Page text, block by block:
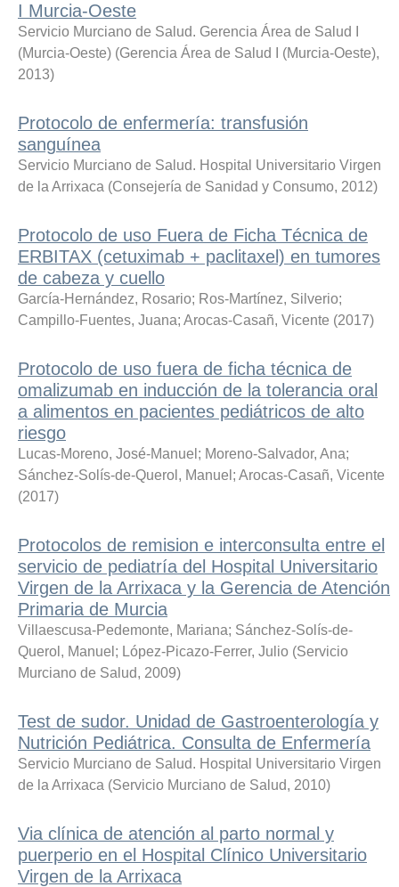
I Murcia-Oeste
Servicio Murciano de Salud. Gerencia Área de Salud I
(Murcia-Oeste) (Gerencia Área de Salud I (Murcia-Oeste),
2013)
Protocolo de enfermería: transfusión
sanguínea
Servicio Murciano de Salud. Hospital Universitario Virgen
de la Arrixaca (Consejería de Sanidad y Consumo, 2012)
Protocolo de uso Fuera de Ficha Técnica de
ERBITAX (cetuximab + paclitaxel) en tumores
de cabeza y cuello
García-Hernández, Rosario; Ros-Martínez, Silverio;
Campillo-Fuentes, Juana; Arocas-Casañ, Vicente (2017)
Protocolo de uso fuera de ficha técnica de
omalizumab en inducción de la tolerancia oral
a alimentos en pacientes pediátricos de alto
riesgo
Lucas-Moreno, José-Manuel ; Moreno-Salvador, Ana;
Sánchez-Solís-de-Querol, Manuel ; Arocas-Casañ, Vicente
(2017)
Protocolos de remision e interconsulta entre el
servicio de pediatría del Hospital Universitario
Virgen de la Arrixaca y la Gerencia de Atención
Primaria de Murcia
Villaescusa-Pedemonte, Mariana; Sánchez-Solís-de-
Querol, Manuel ; López-Picazo-Ferrer, Julio (Servicio
Murciano de Salud, 2009)
Test de sudor. Unidad de Gastroenterología y
Nutrición Pediátrica. Consulta de Enfermería
Servicio Murciano de Salud. Hospital Universitario Virgen
de la Arrixaca (Servicio Murciano de Salud, 2010)
Via clínica de atención al parto normal y
puerperio en el Hospital Clínico Universitario
Virgen de la Arrixaca